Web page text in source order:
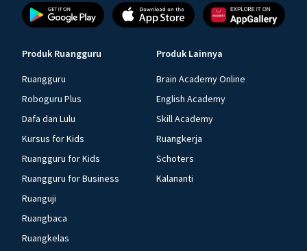
Produk Ruangguru
Ruangguru
Roboguru Plus
Dafa dan Lulu
Kursus for Kids
Ruangguru for Kids
Ruangguru for Business
Ruanguji
Ruangbaca
Ruangkelas
Produk Lainnya
Brain Academy Online
English Academy
Skill Academy
Ruangkerja
Schoters
Kalananti